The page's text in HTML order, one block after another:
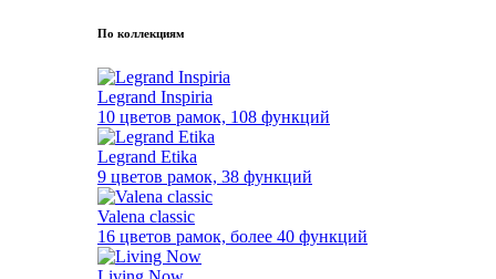
По коллекциям
Legrand Inspiria
10 цветов рамок, 108 функций
Legrand Etika
9 цветов рамок, 38 функций
Valena classic
16 цветов рамок, более 40 функций